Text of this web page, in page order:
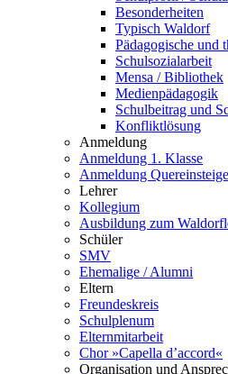
Besonderheiten
Typisch Waldorf
Pädagogische und
Schulsozialarbeit
Mensa / Bibliothek
Medienpädagogik
Schulbeitrag und
Konfliktlösung
Anmeldung
Anmeldung 1. Klasse
Anmeldung
Lehrer
Kollegium
Ausbildung zum
Schüler
SMV
Ehemalige / Alumni
Eltern
Freundeskreis
Schulplenum
Elternmitarbeit
Chor »Capella d’accord«
Organisation und